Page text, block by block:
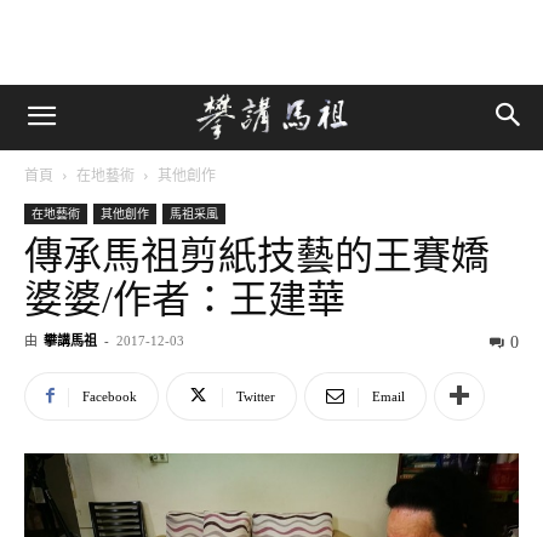
首頁 在地藝術 其他創作
在地藝術 其他創作 馬祖采風
傳承馬祖剪紙技藝的王賽嬌
婆婆/作者：王建華
由 攀講馬祖 - 2017-12-03 0
Facebook Twitter Email